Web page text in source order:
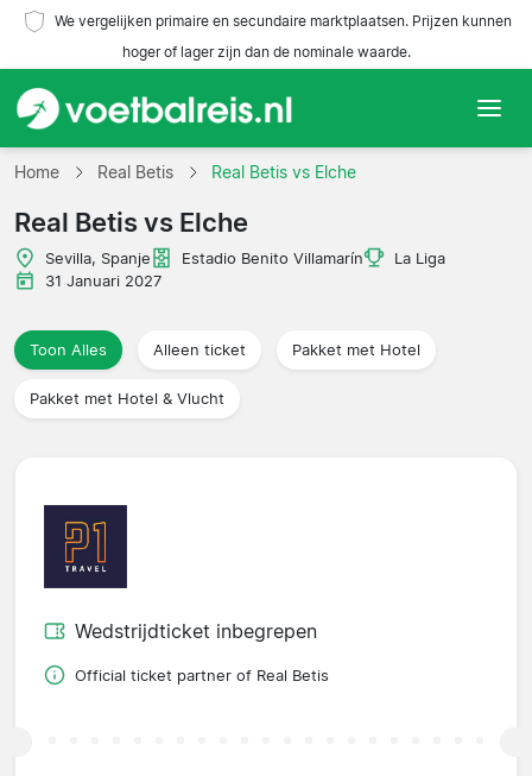
We vergelijken primaire en secundaire marktplaatsen. Prijzen kunnen
hoger of lager zijn dan de nominale waarde.
Home
Teams
Competities
Reisorganisaties
Home Real Betis Real Betis vs Elche
Real Betis vs Elche
Sevilla, Spanje Estadio Benito Villamarín
La Liga
31 Januari 2027
Toon Alles Alleen ticket Pakket met Hotel
Pakket met Hotel & Vlucht
Wedstrijdticket inbegrepen
Official ticket partner of Real Betis